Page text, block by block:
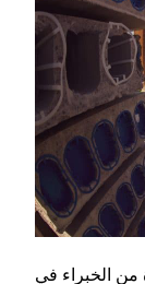
من الخبراء في